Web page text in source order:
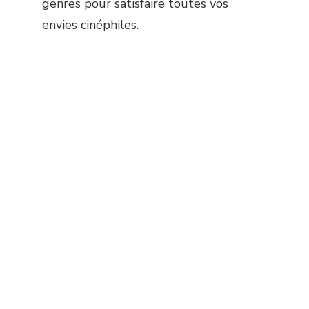
genres pour satisfaire toutes vos
envies cinéphiles.